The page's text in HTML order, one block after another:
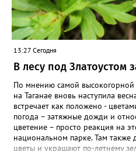
13:27 Сегодня
В лесу под Златоустом
По мнению самой высокогорной
на Таганае вновь наступила
встречает как положено -
погода – затяжные дожди и
цветение – просто реакция на
национальном парке. Там
цветы и украшают по-летнему